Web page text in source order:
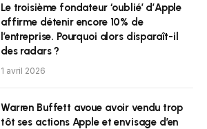
Le troisième fondateur ‘oublié’ d’Apple
affirme détenir encore 10% de
l’entreprise. Pourquoi alors disparaît-il
des radars ?
1 avril 2026
Warren Buffett avoue avoir vendu trop
tôt ses actions Apple et envisage d’en